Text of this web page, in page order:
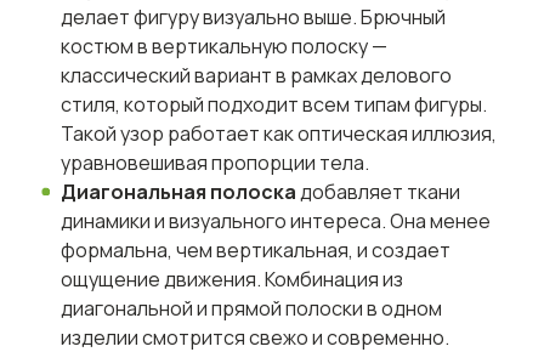
делает фигуру визуально выше. Брючный
костюм в вертикальную полоску —
классический вариант в рамках делового
стиля, который подходит всем типам фигуры.
Такой узор работает как оптическая иллюзия,
уравновешивая пропорции тела.
Диагональная полоскадобавляет ткани
динамики и визуального интереса. Она менее
формальна, чем вертикальная, и создает
ощущение движения. Комбинация из
диагональной и прямой полоски в одном
изделии смотрится свежо и современно.